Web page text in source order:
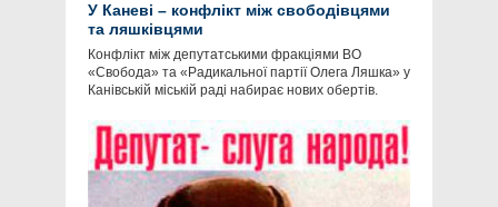
У Каневі – конфлікт між свободівцями
та ляшківцями
Конфлікт між депутатськими фракціями ВО
«Свобода» та «Радикальної партії Олега Ляшка» у
Канівській міській раді набирає нових обертів.